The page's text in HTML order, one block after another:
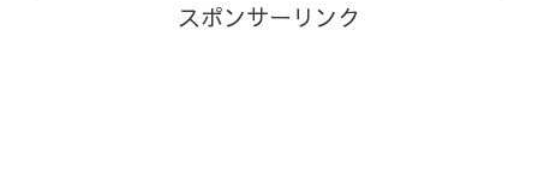
スポンサーリンク